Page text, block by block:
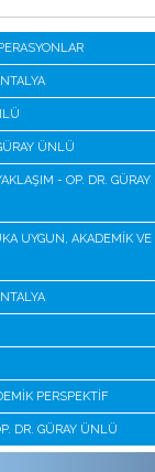
ÜNLÜ
- OP. DR. GÜRAY
UYGUN, AKADEMIK VE
PERSPEKTIF
DR. GÜRAY ÜNLÜ